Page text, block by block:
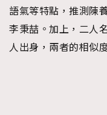
語氣等特點，推測陳
李秉喆。加上，二人
人出身，兩者的相似